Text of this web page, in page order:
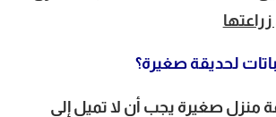
لحديقة صغيرة؟
منزل صغيرة يجب أن لا تميل إلى